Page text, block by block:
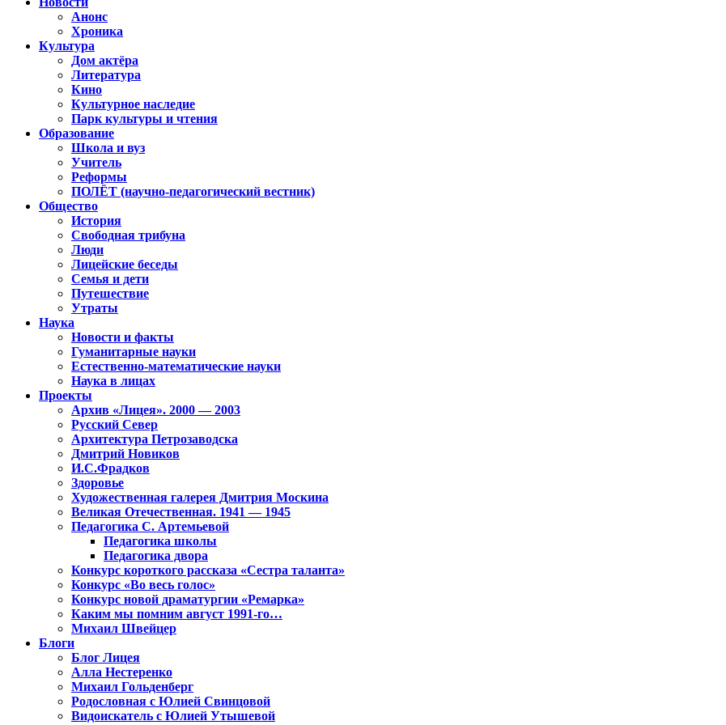
Анонс
Хроника
Культура
Дом актёра
Литература
Кино
Культурное наследие
Парк культуры и чтения
Образование
Школа и вуз
Учитель
Реформы
ПОЛЁТ (научно-педагогический вестник)
Общество
История
Свободная трибуна
Люди
Лицейские беседы
Семья и дети
Путешествие
Утраты
Наука
Новости и факты
Гуманитарные науки
Естественно-математические науки
Наука в лицах
Проекты
Архив «Лицея». 2000 — 2003
Русский Север
Архитектура Петрозаводска
Дмитрий Новиков
И.С.Фрадков
Здоровье
Художественная галерея Дмитрия Москина
Великая Отечественная. 1941 — 1945
Педагогика С. Артемьевой
Педагогика школы
Педагогика двора
Конкурс короткого рассказа «Сестра таланта»
Конкурс «Во весь голос»
Конкурс новой драматургии «Ремарка»
Каким мы помним август 1991-го…
Михаил Швейцер
Блоги
Блог Лицея
Алла Нестеренко
Михаил Гольденберг
Родословная с Юлией Свинцовой
Видоискатель с Юлией Утышевой